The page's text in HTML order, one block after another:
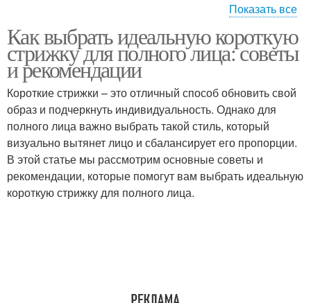
Стрижка без укладки Стрижки без укладки
Показать все
Как выбрать идеальную короткую
стрижку для полного лица: советы
и рекомендации
Короткие стрижки – это отличный способ обновить свой
образ и подчеркнуть индивидуальность. Однако для
полного лица важно выбрать такой стиль, который
визуально вытянет лицо и сбалансирует его пропорции.
В этой статье мы рассмотрим основные советы и
рекомендации, которые помогут вам выбрать идеальную
короткую стрижку для полного лица.